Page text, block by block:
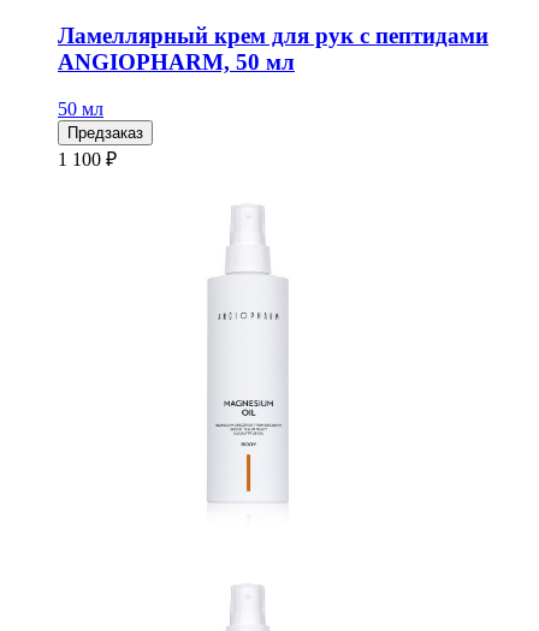
Ламеллярный крем для рук с пептидами
ANGIOPHARM, 50 мл
50 мл
Предзаказ
1 100 ₽